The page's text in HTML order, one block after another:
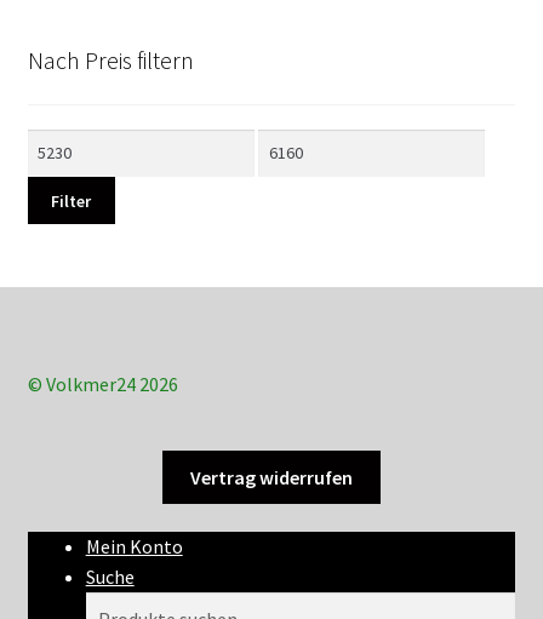
Nach Preis filtern
Filter
© Volkmer24 2026
Vertrag widerrufen
Mein Konto
Suche